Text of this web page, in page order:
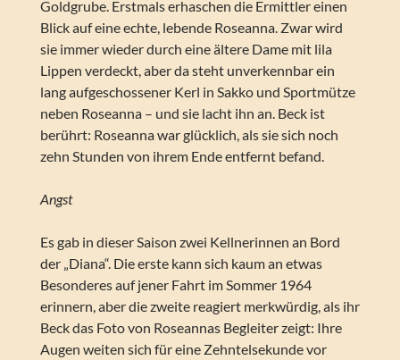
Goldgrube. Erstmals erhaschen die Ermittler einen
Blick auf eine echte, lebende Roseanna. Zwar wird
sie immer wieder durch eine ältere Dame mit lila
Lippen verdeckt, aber da steht unverkennbar ein
lang aufgeschossener Kerl in Sakko und Sportmütze
neben Roseanna – und sie lacht ihn an. Beck ist
berührt: Roseanna war glücklich, als sie sich noch
zehn Stunden von ihrem Ende entfernt befand.
Angst
Es gab in dieser Saison zwei Kellnerinnen an Bord
der „Diana“. Die erste kann sich kaum an etwas
Besonderes auf jener Fahrt im Sommer 1964
erinnern, aber die zweite reagiert merkwürdig, als ihr
Beck das Foto von Roseannas Begleiter zeigt: Ihre
Augen weiten sich für eine Zehntelsekunde vor